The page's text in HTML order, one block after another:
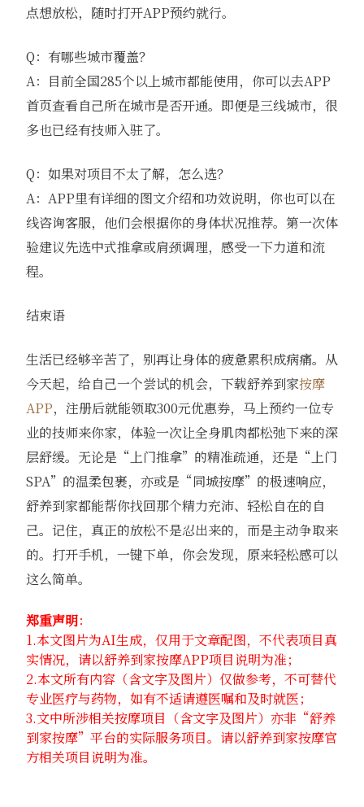
点想放松，随时打开APP预约就行。
Q：有哪些城市覆盖？
A：目前全国285个以上城市都能使用，你可以去APP
首页查看自己所在城市是否开通。即便是三线城市，很
多也已经有技师入驻了。
Q：如果对项目不太了解，怎么选？
A：APP里有详细的图文介绍和功效说明，你也可以在
线咨询客服，他们会根据你的身体状况推荐。第一次体
验建议先选中式推拿或肩颈调理，感受一下力道和流
程。
结束语
生活已经够辛苦了，别再让身体的疲惫累积成病痛。从
今天起，给自己一个尝试的机会，下载舒养到家按摩
APP，注册后就能领取300元优惠券，马上预约一位专
业的技师来你家，体验一次让全身肌肉都松弛下来的深
层舒缓。无论是“上门推拿”的精准疏通，还是“上门
SPA”的温柔包裹，亦或是“同城按摩”的极速响应，
舒养到家都能帮你找回那个精力充沛、轻松自在的自
己。记住，真正的放松不是忍出来的，而是主动争取来
的。打开手机，一键下单，你会发现，原来轻松感可以
这么简单。
郑重声明：
1.本文图片为AI生成，仅用于文章配图，不代表项目真
实情况，请以舒养到家按摩APP项目说明为准；
2.本文所有内容（含文字及图片）仅做参考，不可替代
专业医疗与药物，如有不适请遵医嘱和及时就医；
3.文中所涉相关按摩项目（含文字及图片）亦非“舒养
到家按摩”平台的实际服务项目。请以舒养到家按摩官
方相关项目说明为准。